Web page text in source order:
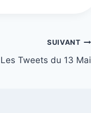
SUIVANT
Les Tweets du 13 Mai